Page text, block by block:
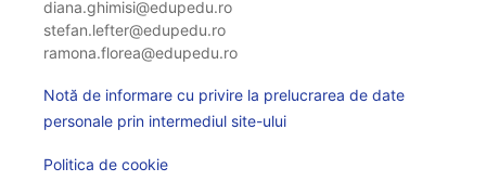
diana.ghimisi@edupedu.ro
stefan.lefter@edupedu.ro
ramona.florea@edupedu.ro
Notă de informare cu privire la prelucrarea de date
personale prin intermediul site-ului
Politica de cookie